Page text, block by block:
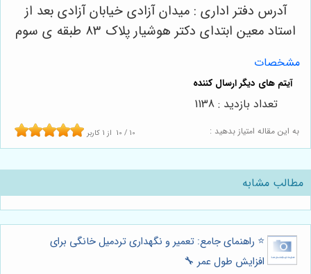
آدرس دفتر اداری : میدان آزادی خیابان آزادی بعد از
استاد معین ابتدای دکتر هوشیار پلاک 83 طبقه ی سوم
مشخصات
به این مقاله امتیاز بدهید : 10 / 10 از 1 کاربر
تعداد بازدید : 1138
مطالب مشابه
⭐️ راهنمای جامع: تعمیر و نگهداری تردمیل خانگی برای
افزایش طول عمر 🔧